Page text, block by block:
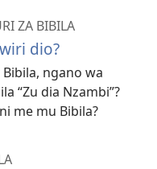
ZA BIBILA
dio?
ngano wa
“Zu dia Nzambi”?
me mu Bibila?